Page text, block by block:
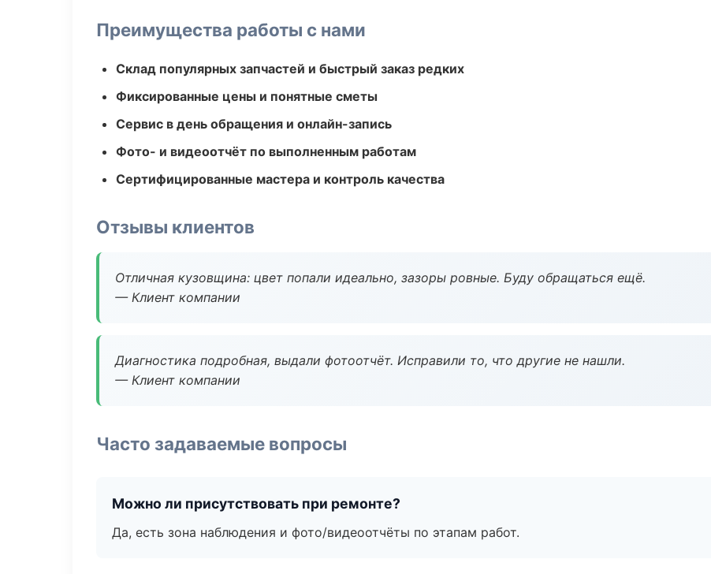
Преимущества работы с нами
Склад популярных запчастей и быстрый заказ редких
Фиксированные цены и понятные сметы
Сервис в день обращения и онлайн-запись
Фото- и видеоотчёт по выполненным работам
Сертифицированные мастера и контроль качества
Отзывы клиентов
Отличная кузовщина: цвет попали идеально, зазоры ровные. Буду обращаться ещё.
— Клиент компании
Диагностика подробная, выдали фотоотчёт. Исправили то, что другие не нашли.
— Клиент компании
Часто задаваемые вопросы
Можно ли присутствовать при ремонте?
Да, есть зона наблюдения и фото/видеоотчёты по этапам работ.